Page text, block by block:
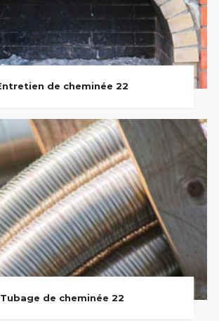
de cheminée 22
Tubage de cheminée 22